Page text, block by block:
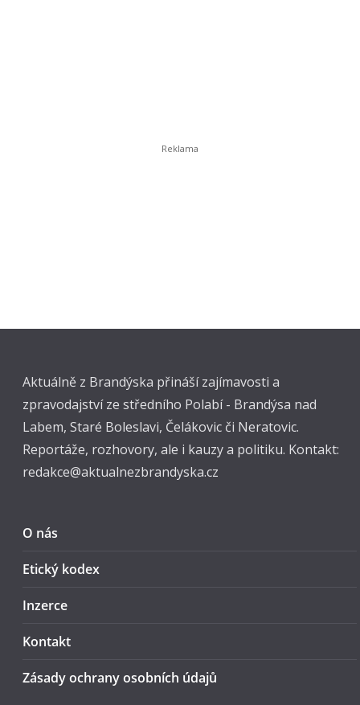
Aktuálně z Brandýska přináší zajímavosti a
zpravodajství ze středního Polabí - Brandýsa nad
Labem, Staré Boleslavi, Čelákovic či Neratovic.
Reportáže, rozhovory, ale i kauzy a politiku. Kontakt:
redakce@aktualnezbrandyska.cz
O nás
Etický kodex
Inzerce
Kontakt
Zásady ochrany osobních údajů